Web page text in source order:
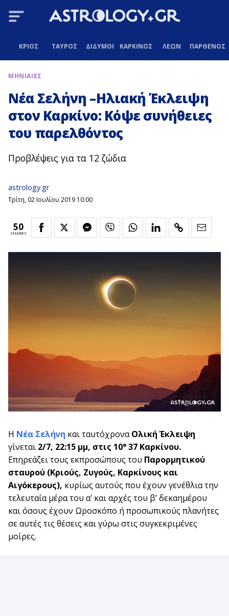
ΚΡΙΟΣ ΤΑΥΡΟΣ ΔΙΔΥΜΟΙ ΚΑΡΚΙΝΟΣ ΛΕΩΝ ΠΑΡΘΕΝΟΣ
ΜΗΝΙΑΙΕΣ
Νέα Σελήνη –Ηλιακή Έκλειψη
στον Καρκίνο: Κόψε συνήθειες
του παρελθόντος
Προβλέψεις για τα 12 ζώδια
astrology.gr
Τρίτη, 02 Ιουλίου 2019 10:00
50
SHARES
Η Νέα Σελήνη και ταυτόχροναΟλική Έκλειψη
γίνεται 2/7, 22:15 μμ, στις 10° 37 Καρκίνου.
Επηρεάζει τους εκπροσώπους του Παρορμητικού
σταυρού (Κριούς, Ζυγούς, Καρκίνους και
Αιγόκερους), κυρίως αυτούς που έχουν γενέθλια την
τελευταία μέρα του α’ και αρχές του β’ δεκαημέρου
και όσους έχουν Ωροσκόπο ή προσωπικούς πλανήτες
σε αυτές τις θέσεις και γύρω στις συγκεκριμένες
μοίρες.